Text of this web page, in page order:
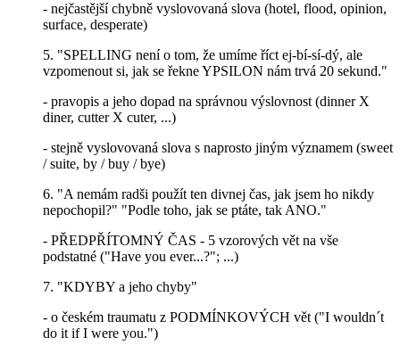
- nejčastější chybně vyslovovaná slova (hotel, flood, opinion,
surface, desperate)
5. "SPELLING není o tom, že umíme říct ej-bí-sí-dý, ale
vzpomenout si, jak se řekne YPSILON nám trvá 20 sekund."
- pravopis a jeho dopad na správnou výslovnost (dinner X
diner, cutter X cuter, ...)
- stejně vyslovovaná slova s naprosto jiným významem (sweet
/ suite, by / buy / bye)
6. "A nemám radši použít ten divnej čas, jak jsem ho nikdy
nepochopil?" "Podle toho, jak se ptáte, tak ANO."
- PŘEDPŘÍTOMNÝ ČAS - 5 vzorových vět na vše
podstatné ("Have you ever...?"; ...)
7. "KDYBY a jeho chyby"
- o českém traumatu z PODMÍNKOVÝCH vět ("I wouldn´t
do it if I were you.")